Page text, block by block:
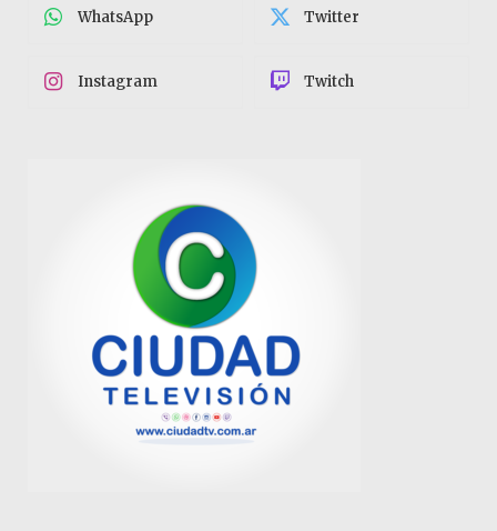
WhatsApp Twitter
Instagram Twitch